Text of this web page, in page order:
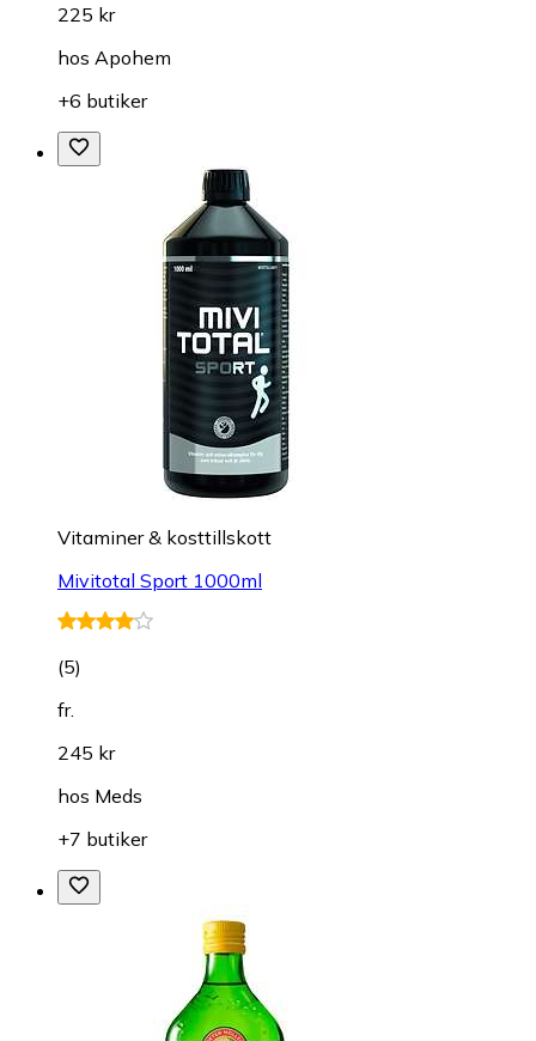
225 kr
hos Apohem
+6 butiker
Vitaminer & kosttillskott
Mivitotal Sport 1000ml
(5)
fr.
245 kr
hos Meds
+7 butiker